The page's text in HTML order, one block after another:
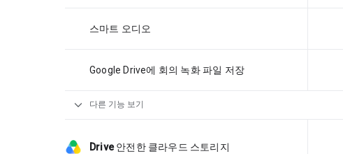
스마트 오디오
Google Drive에 회의 녹화 파일 저장
expand_more 다른 기능 보기
Drive 안전한 클라우드 스토리지